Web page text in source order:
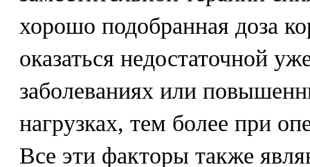
хорошо подобранная доза
оказаться недостаточной
заболеваниях или
нагрузках, тем более при
Все эти факторы также